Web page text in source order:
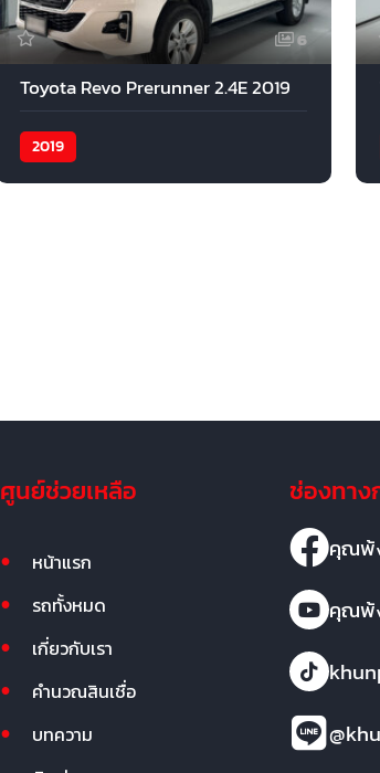
6
Toyota Revo Prerunner 2.4E 2019
2019
ศูนย์ช่วยเหลือ
หน้าแรก
รถทั้งหมด
เกี่ยวกับเรา
คำนวณสินเชื่อ
บทความ
ช่องทา
คุณพ้
คุณพ้